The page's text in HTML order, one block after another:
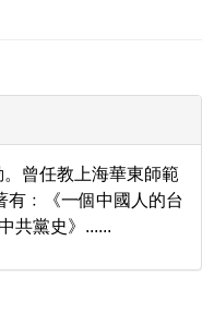
曾任教上海華東師範
有﹕《一個中國人的台
共黨史》......